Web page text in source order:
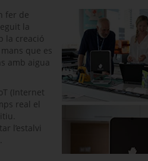
fer de
la
la creació
que es
amb aigua
(Internet
real el
l’estalvi